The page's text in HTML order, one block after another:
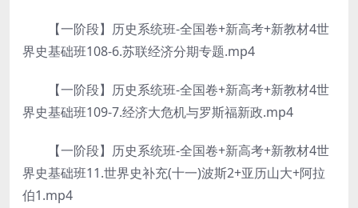
【一阶段】历史系统班-全国卷+新高考+新教材4世
界史基础班108-6.苏联经济分期专题.mp4
【一阶段】历史系统班-全国卷+新高考+新教材4世
界史基础班109-7.经济大危机与罗斯福新政.mp4
【一阶段】历史系统班-全国卷+新高考+新教材4世
界史基础班11.世界史补充(十一)波斯2+亚历山大+阿拉
伯1.mp4